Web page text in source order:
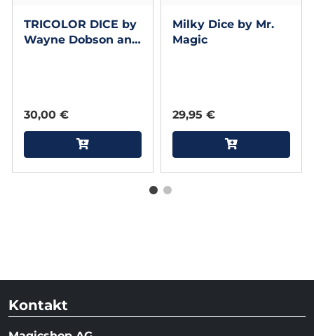
TRICOLOR DICE by
Wayne Dobson and
30,00 €
Milky Dice by Mr.
Magic
29,95 €
Kontakt